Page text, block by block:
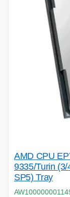
AMD CPU
9335/Turin
SP5) Tray